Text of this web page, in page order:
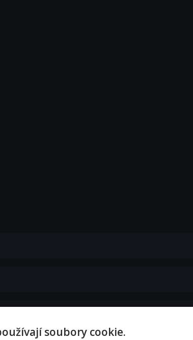
soubory cookie.